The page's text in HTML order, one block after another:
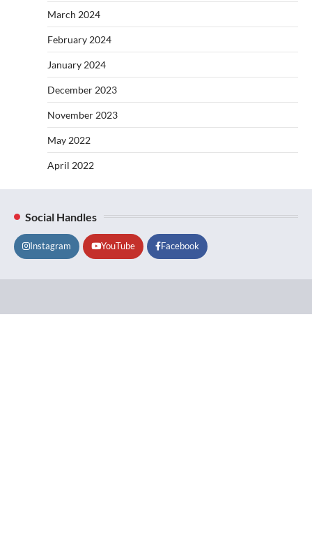
March 2024
February 2024
January 2024
December 2023
November 2023
May 2022
April 2022
Social Handles
Instagram YouTube Facebook